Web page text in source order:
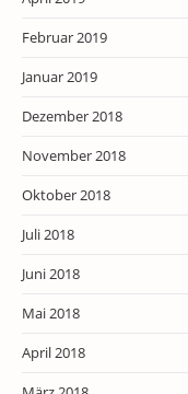
Februar 2019
Januar 2019
Dezember 2018
November 2018
Oktober 2018
Juli 2018
Juni 2018
Mai 2018
April 2018